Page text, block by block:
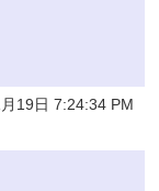
19日 7:24:34 PM